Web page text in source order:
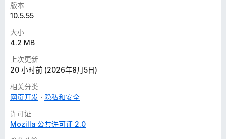
版本
10.5.55
大小
4.2 MB
上次更新
20 小时前 (2026年8月5日)
相关分类
网页开发
隐私和安全
许可证
Mozilla 公共许可证 2.0